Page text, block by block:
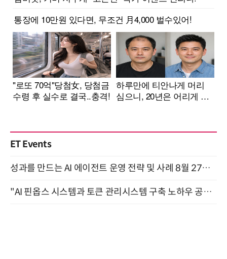
ET Events
성과를 만드는 AI 에이전트 운영 전략 및 사례 8월 27일 개최
"AI 핀옵스 시스템과 토큰 관리시스템 구축 노하우 공개" 잠실 한국광고문화회관 2층 대회의실 (8/21)